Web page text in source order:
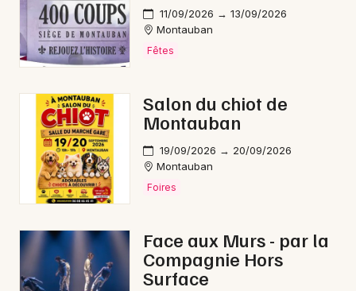
Magazine à Cahors
Choisir mes départements
Mon email
11/09/2026 → 13/09/2026
Montauban
Fêtes
Salon du chiot de
Montauban
19/09/2026 → 20/09/2026
Montauban
Foires
Face aux Murs - par la
Compagnie Hors
Surface